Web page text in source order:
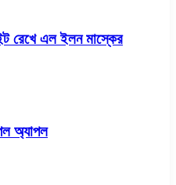
রেখে এল ইলন মাস্কের
অ্যাপল